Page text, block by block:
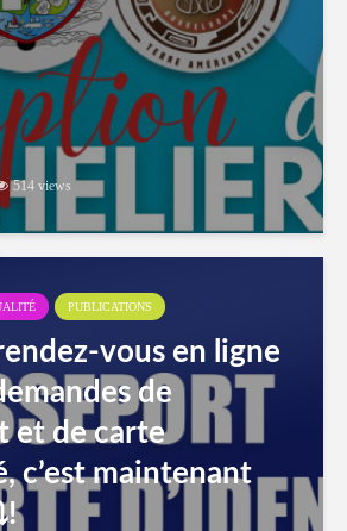
514 views
PUBLICATIONS
vous en ligne
de
et de carte
c’est maintenant